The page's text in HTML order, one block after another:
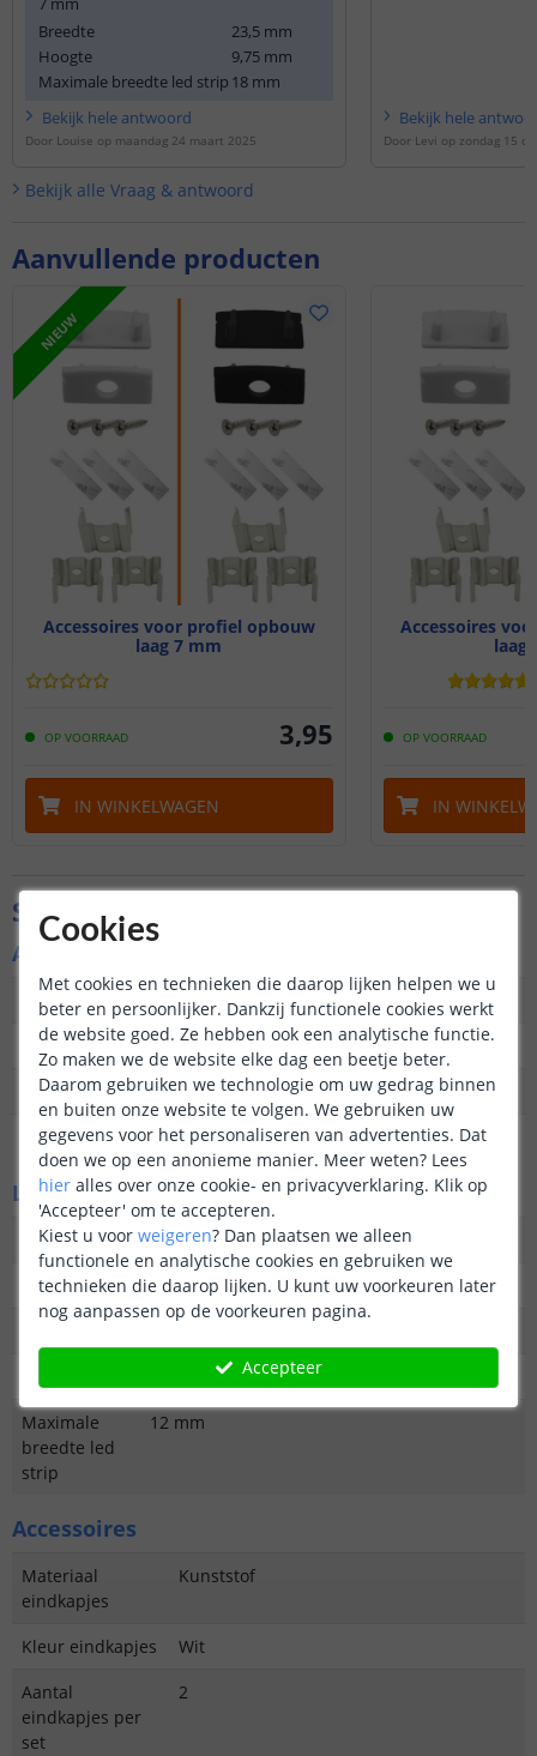
Aanvullende producten
NIEUW
Accessoires voor profiel opbouw
laag 7 mm
OP VOORRAAD 3,95
IN WINKELWAGEN
Accessoires
laag
OP VOORRAAD
IN
Breedte
23,5 mm
Hoogte
9,75 mm
Maximale breedte led strip 18 mm
Bekijk hele antwoord
Door Louise op maandag 24 maart 2025
Bekijk hele
Door Levi op zondag 15
Bekijk alle Vraag & antwoord
Specificaties
Afdekkap
Materiaal
Kunststof
Lengte
200 cm
Kleur
Frosted, semi-transparant
Dikte
2 mm
Led profiel
Materiaal
Geanodiseerd aluminium
Lengte
2 x 100 cm
Maximale
breedte led
strip
12 mm
Accessoires
Materiaal
eindkapjes
Kunststof
Kleur eindkapjes
Wit
Aantal
eindkapjes per
set
2
Cookies
Met cookies en technieken die daarop lijken helpen we u
beter en persoonlijker. Dankzij functionele cookies werkt
de website goed. Ze hebben ook een analytische functie.
Zo maken we de website elke dag een beetje beter.
Daarom gebruiken we technologie om uw gedrag binnen
en buiten onze website te volgen. We gebruiken uw
gegevens voor het personaliseren van advertenties. Dat
doen we op een anonieme manier. Meer weten? Lees
hier alles over onze cookie- en privacyverklaring. Klik op
'Accepteer' om te accepteren.
Kiest u voor weigeren? Dan plaatsen we alleen
functionele en analytische cookies en gebruiken we
technieken die daarop lijken. U kunt uw voorkeuren later
nog aanpassen op de voorkeuren pagina.
Accepteer